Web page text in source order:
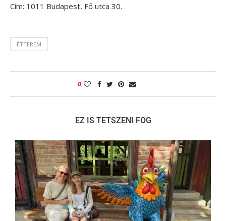
Cím: 1011 Budapest, Fő utca 30.
ÉTTEREM
0
EZ IS TETSZENI FOG